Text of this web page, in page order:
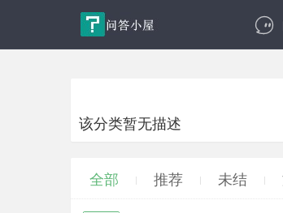
该分类暂无描述
全部 推荐 未结